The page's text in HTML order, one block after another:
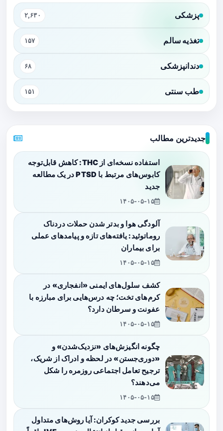
پزشکی ۲,۶۳۰
تغذیه سالم ۱۵۷
دندانپزشکی ۶۸
طب سنتی ۱۵۱
جدیدترین مطالب
استفاده نسخه‌ای از THC: کاهش قابل‌توجه
کابوس‌های مرتبط با PTSD در یک مطالعه
جدید
۱۴۰۵-۰۵-۱۵
آلودگی هوا و بدتر شدن حملات دردناک
روماتوئید: یافته‌های تازه و پیامدهای عملی
برای بیماران
۱۴۰۵-۰۵-۱۵
کشف سلول‌های ایمنی «انفجاری» در
کرم‌های تخت؛ چه درس‌هایی برای مبارزه با
عفونت و سرطان دارد؟
۱۴۰۵-۰۵-۱۵
چگونه انگیزش‌های «نزدیک‌شدن» و
«دوری‌جستن» در لحظه و ادراک از شریک،
ترجیح تعامل اجتماعی روزمره را شکل
می‌دهند؟
۱۴۰۵-۰۵-۱۵
بررسی جدید کوکران: آیا روش‌های متداول